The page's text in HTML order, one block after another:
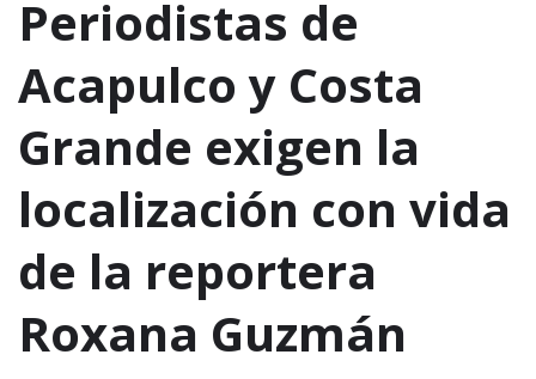
Periodistas de
Acapulco y Costa
Grande exigen la
localización con vida
de la reportera
Roxana Guzmán